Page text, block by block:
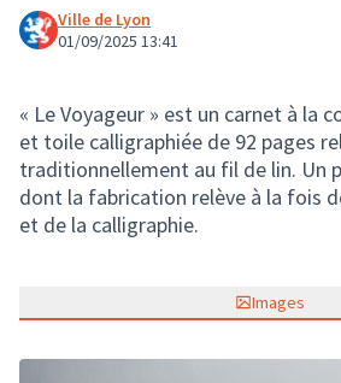
Ville de Lyon
01/09/2025 13:41
« Le Voyageur » est un carnet à la
et toile calligraphiée de 92 pages
traditionnellement au fil de lin. Un
dont la fabrication relève à la fois
et de la calligraphie.
Images